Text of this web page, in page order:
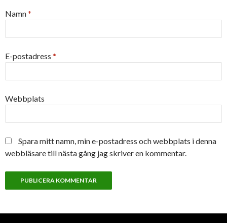
Namn*
E-postadress *
Webbplats
Spara mitt namn, min e-postadress och webbplats i denna
webbläsare till nästa gång jag skriver en kommentar.